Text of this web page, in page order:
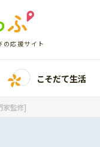
の応援サイト
こそだて生活
家監修]